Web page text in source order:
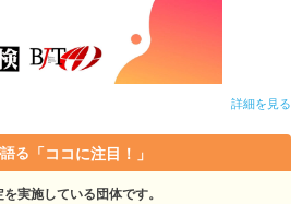
動画で対策講座をチェック
ー
不明点があればこちら詳細を見る
る 「ココに注目！」
実施している団体です。